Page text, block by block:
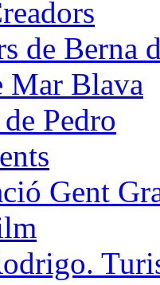
de Berna
Mar Blava
Pedro
Gent